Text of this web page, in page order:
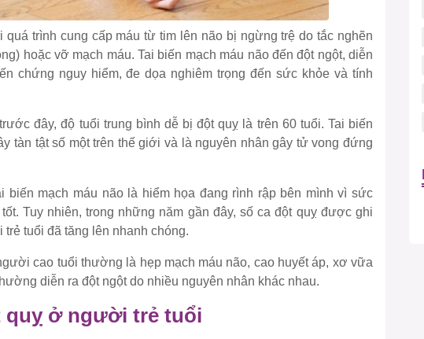
quá trình cung cấp máu từ tim lên não bị ngừng trệ do tắc nghẽn
hoặc vỡ mạch máu. Tai biến mạch máu não đến đột ngột, diễn
chứng nguy hiểm, đe dọa nghiêm trọng đến sức khỏe và tính
đây, độ tuổi trung bình dễ bị đột quỵ là trên 60 tuổi. Tai biến
tàn tật số một trên thế giới và là nguyên nhân gây tử vong đứng
biến mạch máu não là hiểm họa đang rình rập bên mình vì sức
Tuy nhiên, trong những năm gần đây, số ca đột quỵ được ghi
tuổi đã tăng lên nhanh chóng.
cao tuổi thường là hẹp mạch máu não, cao huyết áp, xơ vữa
diễn ra đột ngột do nhiều nguyên nhân khác nhau.
quỵ ở người trẻ tuổi